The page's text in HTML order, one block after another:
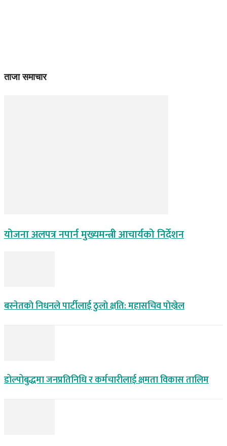
ताजा समाचार
योजना अलपत्र नपार्न मुख्यमन्त्री आचार्यको निर्देशन
बस्नेतकाे निधनले पार्टीलाई ठुलाे क्षति: महासचिव पाेख्रेल
डोल्पोबुद्धमा जनप्रतिनिधि र कर्मचारीलाई क्षमता विकास तालिम